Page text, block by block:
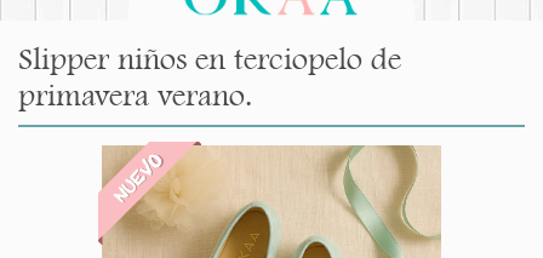
Slipper niños en terciopelo de
primavera verano.
NUEVO